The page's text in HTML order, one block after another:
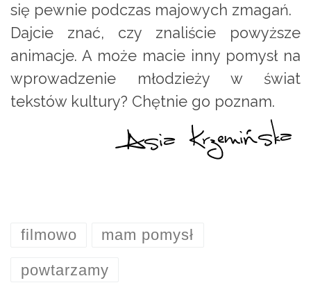
się pewnie podczas majowych zmagań.
Dajcie znać, czy znaliście powyższe
animacje. A może macie inny pomysł na
wprowadzenie młodzieży w świat
tekstów kultury? Chętnie go poznam.
filmowo mam pomysł
powtarzamy